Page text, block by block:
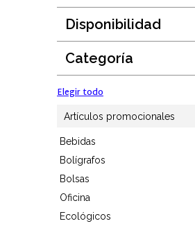
Llaveros
Antiestrés
Herramientas
Hogar
Salud y cuidado
Targus
Entretenimiento
Elegir todo
Disponibilidad
Hasta:190889
Guardar
Categoría
Elegir todo
Artículos promocionales
Bebidas
Bolígrafos
Bolsas
Oficina
Ecológicos